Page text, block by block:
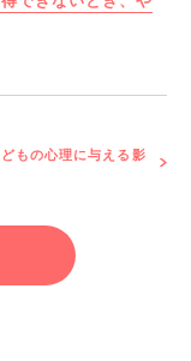
もの心理に与える影